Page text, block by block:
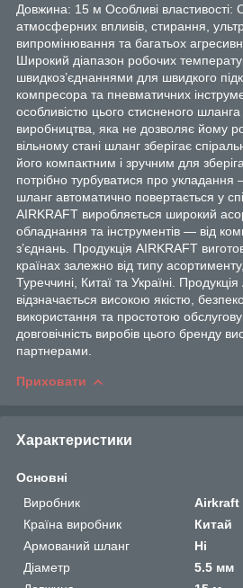
Довжина: 15 м Особливі властивості:
атмосферних впливів, стирання,
випромінювання та багатьох
Широкий діапазон робочих
швидкоз’єднаннями для швидкого
компресора та пневматичних
особливістю цього стисненого шланга
виробництва, яка не дозволяє йому
вільному стані шланг зберігає
його компактним і зручним для
потрібно турбуватися про укладання
шланг автоматично повертається у
AIRKRAFT виробляється широкий
обладнання та інструментів — від
з’єднань. Продукція AIRKRAFT
країнах залежно від типу асортименту,
Туреччині, Китаї та Україні.
відзначається високою якістю,
використання та простотою
довговічність виробів цього бренду
партнерами.
Приховати
Характеристики
Основні
Виробник
Airkraft
Країна виробник
Китай
Армований шланг
Ні
Діаметр
5.5 мм